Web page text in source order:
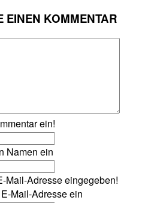
EINEN KOMMENTAR
ein!
Namen ein
Mail-Adresse eingegeben!
Mail-Adresse ein